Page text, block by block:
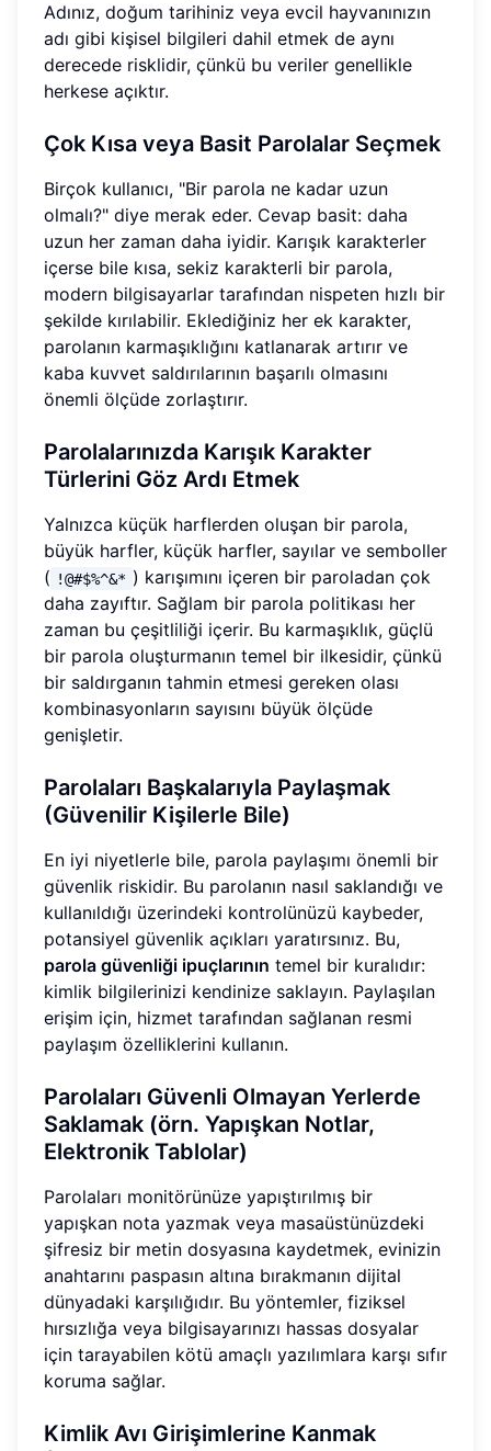
Adınız, doğum tarihiniz veya evcil hayvanınızın
adı gibi kişisel bilgileri dahil etmek de aynı
derecede risklidir, çünkü bu veriler genellikle
herkese açıktır.
Çok Kısa veya Basit Parolalar Seçmek
Birçok kullanıcı, "Bir parola ne kadar uzun
olmalı?" diye merak eder. Cevap basit: daha
uzun her zaman daha iyidir. Karışık karakterler
içerse bile kısa, sekiz karakterli bir parola,
modern bilgisayarlar tarafından nispeten hızlı bir
şekilde kırılabilir. Eklediğiniz her ek karakter,
parolanın karmaşıklığını katlanarak artırır ve
kaba kuvvet saldırılarının başarılı olmasını
önemli ölçüde zorlaştırır.
Parolalarınızda Karışık Karakter
Türlerini Göz Ardı Etmek
Yalnızca küçük harflerden oluşan bir parola,
büyük harfler, küçük harfler, sayılar ve semboller
( !@#$%^&* ) karışımını içeren bir paroladan çok
daha zayıftır. Sağlam bir parola politikası her
zaman bu çeşitliliği içerir. Bu karmaşıklık, güçlü
bir parola oluşturmanın temel bir ilkesidir, çünkü
bir saldırganın tahmin etmesi gereken olası
kombinasyonların sayısını büyük ölçüde
genişletir.
Parolaları Başkalarıyla Paylaşmak
(Güvenilir Kişilerle Bile)
En iyi niyetlerle bile, parola paylaşımı önemli bir
güvenlik riskidir. Bu parolanın nasıl saklandığı ve
kullanıldığı üzerindeki kontrolünüzü kaybeder,
potansiyel güvenlik açıkları yaratırsınız. Bu,
parola güvenliği ipuçlarının temel bir kuralıdır:
kimlik bilgilerinizi kendinize saklayın. Paylaşılan
erişim için, hizmet tarafından sağlanan resmi
paylaşım özelliklerini kullanın.
Parolaları Güvenli Olmayan Yerlerde
Saklamak (örn. Yapışkan Notlar,
Elektronik Tablolar)
Parolaları monitörünüze yapıştırılmış bir
yapışkan nota yazmak veya masaüstünüzdeki
şifresiz bir metin dosyasına kaydetmek, evinizin
anahtarını paspasın altına bırakmanın dijital
dünyadaki karşılığıdır. Bu yöntemler, fiziksel
hırsızlığa veya bilgisayarınızı hassas dosyalar
için tarayabilen kötü amaçlı yazılımlara karşı sıfır
koruma sağlar.
Kimlik Avı Girişimlerine Kanmak